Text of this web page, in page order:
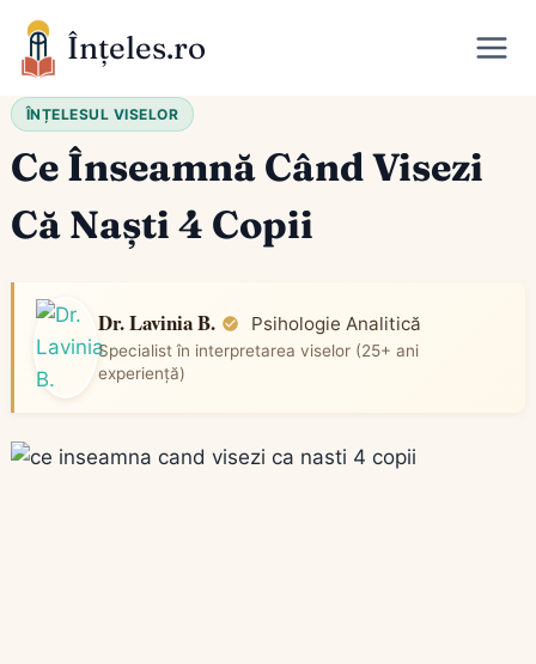
Skip
content
Înțeles.ro
ÎNȚELESUL VISELOR
Ce Înseamnă Când Visezi
Că Naști 4 Copii
Dr. Lavinia B. Psihologie Analitică
Specialist în interpretarea viselor (25+ ani
experiență)